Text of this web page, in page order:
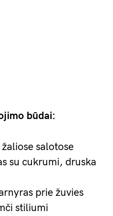
būdai:
salotose
su cukrumi, druska
prie žuvies
stiliumi